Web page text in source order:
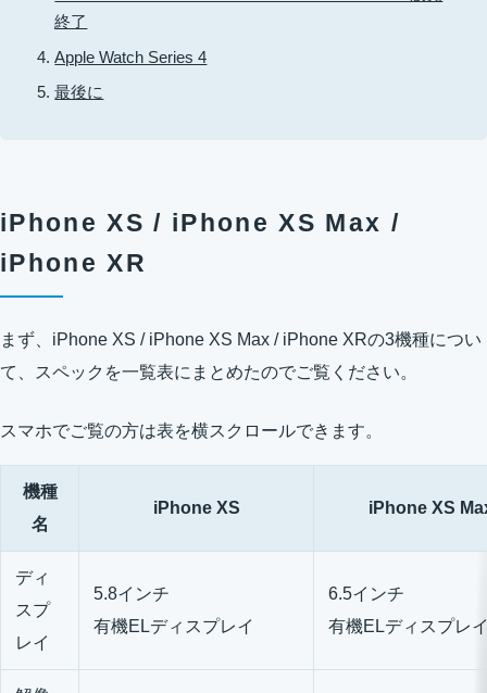
終了
Apple Watch Series 4
最後に
iPhone XS / iPhone XS Max /
iPhone XR
まず、iPhone XS / iPhone XS Max / iPhone XRの3機種につい
て、スペックを一覧表にまとめたのでご覧ください。
スマホでご覧の方は表を横スクロールできます。
機種
名
iPhone XS iPhone XS
ディ
スプ
レイ
5.8インチ
有機ELディスプレイ
6.5インチ
有機ELディスプレ